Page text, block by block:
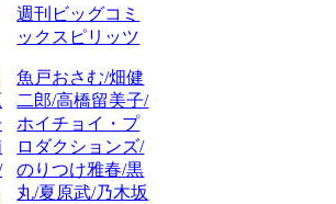
週刊ビッグコミ
ックスピリッツ
魚戸おさむ/畑健
二郎/高橋留美子/
ホイチョイ・プ
ロダクションズ/
のりつけ雅春/黒
丸/夏原武/乃木坂